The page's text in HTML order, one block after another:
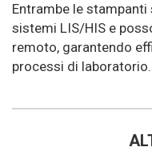
Entrambe le
sistemi LIS/HIS e
remoto, garantendo
processi di laboratorio.